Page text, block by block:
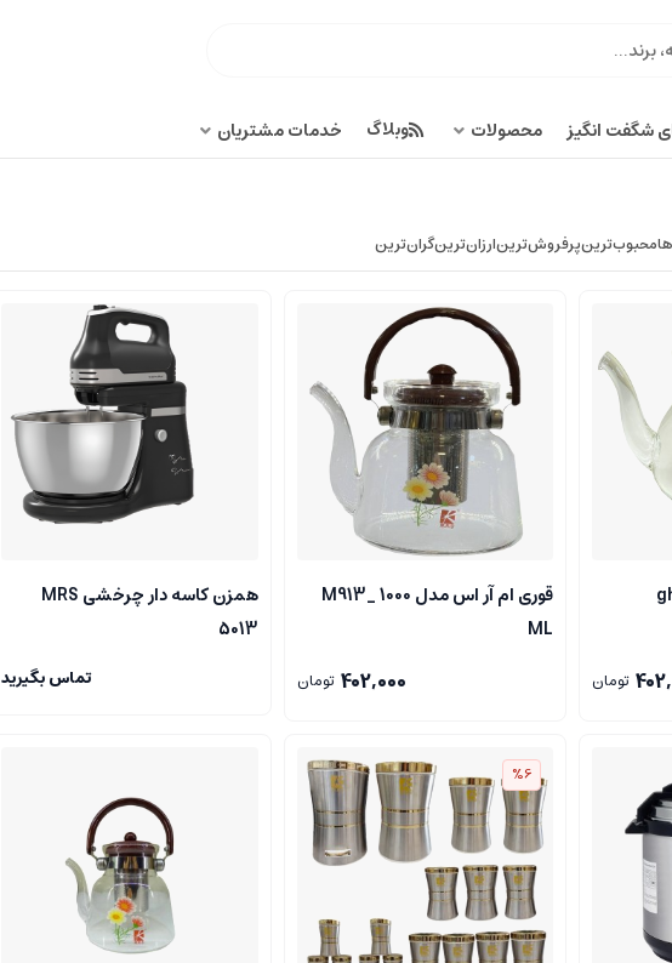
شگفت انگیز محصولات وبلاگ خدمات مشتریان
محبوب‌‌ترینپرفروش‌ترینارزان‌ترینگران‌ترین
تومان
قوری ام آر اس مدل M913_ 1000
ML
402,000 تومان
همزن کاسه دار چرخشی MRS
5013
تماس بگیرید
%6